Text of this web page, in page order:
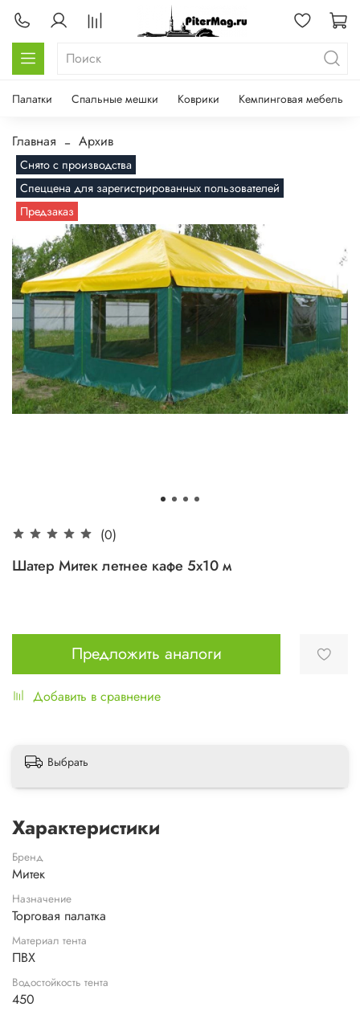
Палатки Спальные мешки Коврики Кемпинговая мебель
Главная Архив
Снято с производства
Спеццена для зарегистрированных пользователей
Предзаказ
(0)
Шатер Митек летнее кафе 5x10 м
Предложить аналоги
Добавить в сравнение
Выбрать
Характеристики
Бренд
Митек
Назначение
Торговая палатка
Материал тента
ПВХ
Водостойкость тента
450